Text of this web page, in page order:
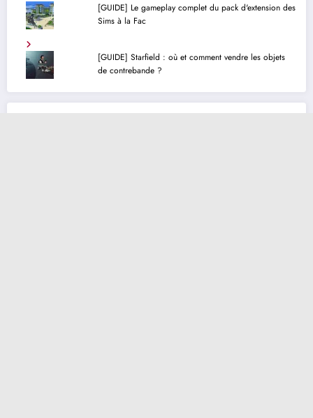
[GUIDE] Le gameplay complet du pack d'extension des
Sims à la Fac
[GUIDE] Starfield : où et comment vendre les objets
de contrebande ?